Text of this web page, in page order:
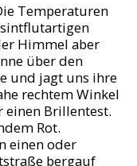
Temperaturen
sintflutartigen
Himmel aber
über den
und jagt uns ihre
rechtem Winkel
einen Brillentest.
Rot.
einen oder
bergauf